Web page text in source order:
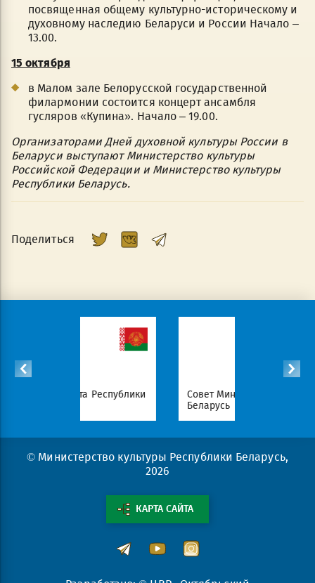
посвященная общему культурно-историческому и
духовному наследию Беларуси и России Начало –
13.00.
15 октября
в Малом зале Белорусской государственной
филармонии состоится концерт ансамбля
гусляров «Купина». Начало – 19.00.
Организаторами Дней духовной культуры России в
Беларуси выступают Министерство культуры
Российской Федерации и Министерство культуры
Республики Беларусь.
Поделиться
Республики
Совет Министров Республики
© Министерство культуры Республики Беларусь,
2026
КАРТА САЙТА